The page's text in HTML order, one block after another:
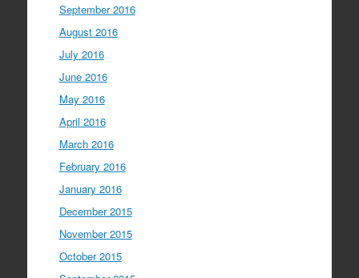
September 2016
August 2016
July 2016
June 2016
May 2016
April 2016
March 2016
February 2016
January 2016
December 2015
November 2015
October 2015